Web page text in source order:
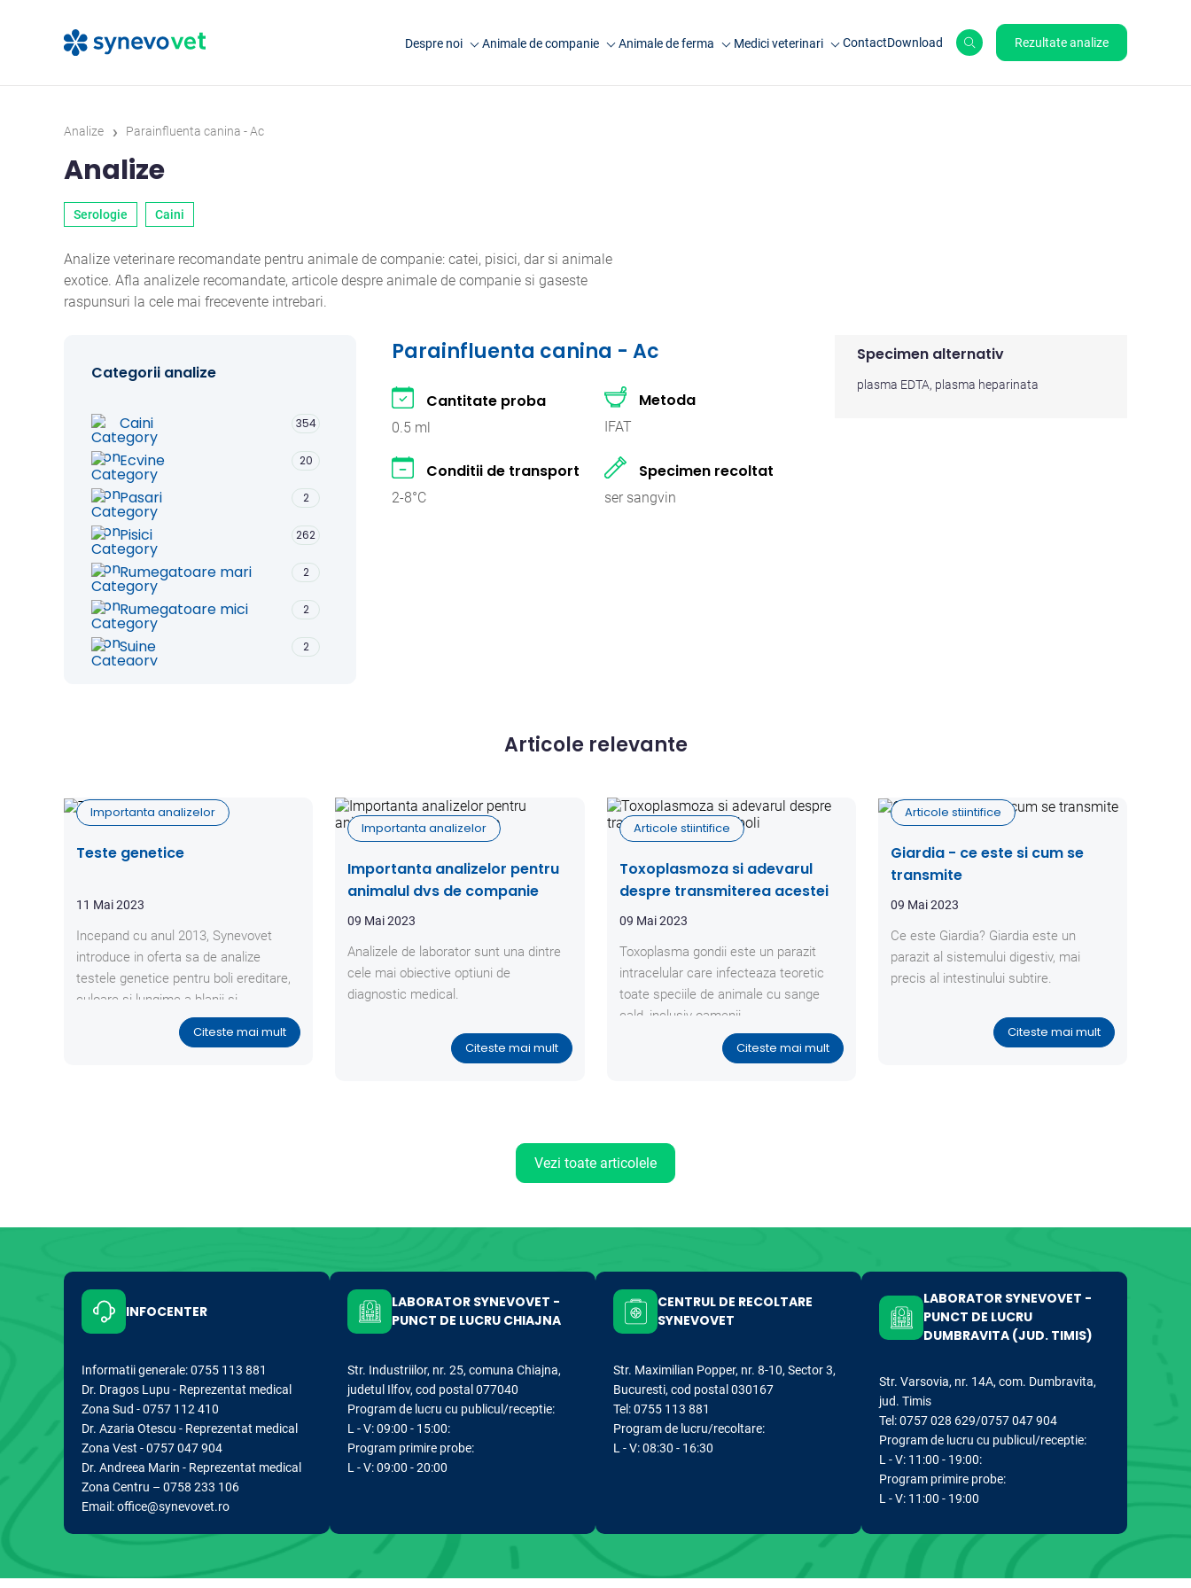
Despre noi
FAQ
Cercetare
Animale de companie Animale de ferma Medici veterinari ContactDownload Rezultate analize
Analize › Parainfluenta canina - Ac
Analize
Serologie Caini
Analize veterinare recomandate pentru animale de companie: catei, pisici, dar si animale
exotice. Afla analizele recomandate, articole despre animale de companie si gaseste
raspunsuri la cele mai frecevente intrebari.
Categorii analize
Caini 354
Ecvine 20
Pasari 2
Pisici 262
Rumegatoare mari 2
Rumegatoare mici 2
Suine 2
Parainfluenta canina - Ac
Cantitate proba
0.5 ml
Metoda
IFAT
Conditii de transport
2-8°C
Specimen recoltat
ser sangvin
Specimen alternativ
plasma EDTA, plasma heparinata
Articole relevante
Importanta analizelor
Teste genetice
11 Mai 2023
Incepand cu anul 2013, Synevovet
introduce in oferta sa de analize
testele genetice pentru boli ereditare,
culoare si lungime a blanii si
Citeste mai mult
Importanta analizelor
Importanta analizelor pentru
animalul dvs de companie
09 Mai 2023
Analizele de laborator sunt una dintre
cele mai obiective optiuni de
diagnostic medical.
Citeste mai mult
Articole stiintifice
Toxoplasmoza si adevarul
despre transmiterea acestei
boli
09 Mai 2023
Toxoplasma gondii este un parazit
intracelular care infecteaza teoretic
toate speciile de animale cu sange
cald, inclusiv oamenii.
Citeste mai mult
Articole stiintifice
Giardia - ce este si cum se
transmite
09 Mai 2023
Ce este Giardia? Giardia este un
parazit al sistemului digestiv, mai
precis al intestinului subtire.
Citeste mai mult
Vezi toate articolele
INFOCENTER
Informatii generale: 0755 113 881
Dr. Dragos Lupu - Reprezentat medical
Zona Sud - 0757 112 410
Dr. Azaria Otescu - Reprezentat medical
Zona Vest - 0757 047 904
Dr. Andreea Marin - Reprezentat medical
Zona Centru – 0758 233 106
Email: office@synevovet.ro
LABORATOR SYNEVOVET -
PUNCT DE LUCRU CHIAJNA
Str. Industriilor, nr. 25, comuna Chiajna,
judetul Ilfov, cod postal 077040
Program de lucru cu publicul/receptie:
L - V: 09:00 - 15:00:
Program primire probe:
L - V: 09:00 - 20:00
CENTRUL DE RECOLTARE
SYNEVOVET
Str. Maximilian Popper, nr. 8-10, Sector 3,
Bucuresti, cod postal 030167
Tel: 0755 113 881
Program de lucru/recoltare:
L - V: 08:30 - 16:30
LABORATOR SYNEVOVET -
PUNCT DE LUCRU
DUMBRAVITA (JUD. TIMIS)
Str. Varsovia, nr. 14A, com. Dumbravita,
jud. Timis
Tel: 0757 028 629/0757 047 904
Program de lucru cu publicul/receptie:
L - V: 11:00 - 19:00:
Program primire probe:
L - V: 11:00 - 19:00